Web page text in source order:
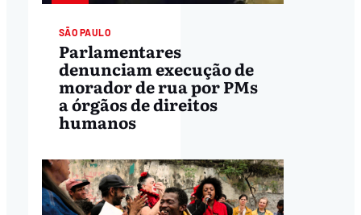
SÃO PAULO
Parlamentares
denunciam execução de
morador de rua por PMs
a órgãos de direitos
humanos